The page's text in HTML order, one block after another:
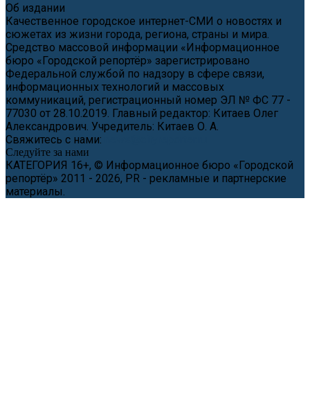
Об издании
Качественное городское интернет-СМИ о новостях и
сюжетах из жизни города, региона, страны и мира.
Средство массовой информации «Информационное
бюро «Городской репортёр» зарегистрировано
Федеральной службой по надзору в сфере связи,
информационных технологий и массовых
коммуникаций, регистрационный номер ЭЛ № ФС 77 -
77030 от 28.10.2019. Главный редактор: Китаев Олег
Александрович. Учредитель: Китаев О. А.
Свяжитесь с нами:
Следуйте за нами
КАТЕГОРИЯ 16+, © Информационное бюро «Городской
репортёр» 2011 - 2026, PR - рекламные и партнерские
материалы.